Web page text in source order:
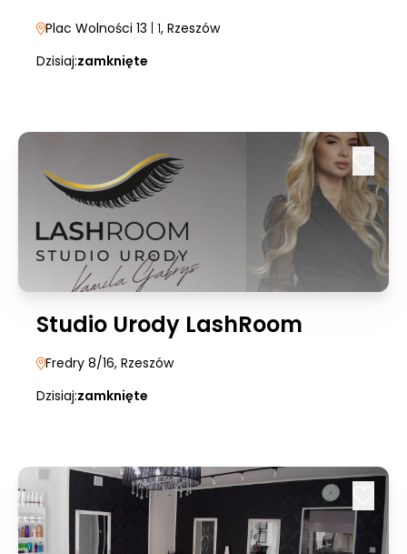
Plac Wolności 13 | 1, Rzeszów
Dzisiaj:zamknięte
Studio Urody LashRoom
Fredry 8/16, Rzeszów
Dzisiaj:zamknięte